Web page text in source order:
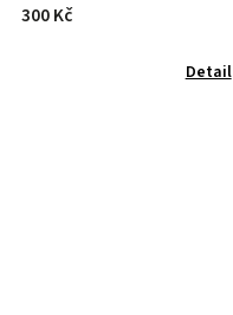
300 Kč
Detail